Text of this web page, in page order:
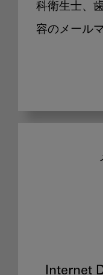
科衛生士、
容のメール
Internet